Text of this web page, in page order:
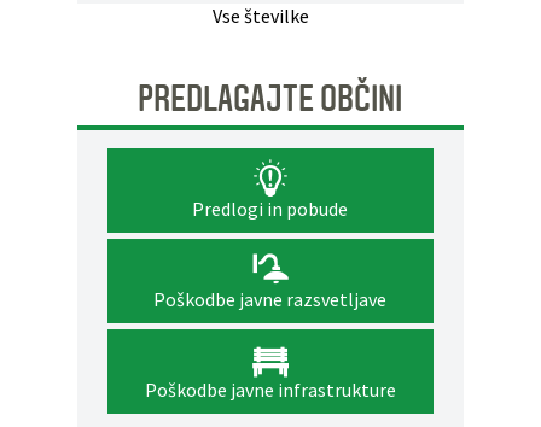
Vse številke
PREDLAGAJTE OBČINI
Predlogi in pobude
Poškodbe javne razsvetljave
Poškodbe javne infrastrukture